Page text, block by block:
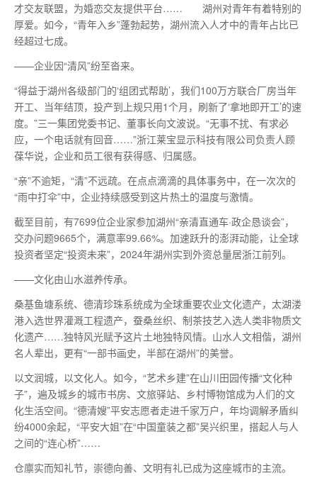
才交友联盟，为婚恋交友提供平台…… 湖州对青年有着特别的
厚爱。如今，“青年入乡”蓬勃起势，湖州流入人才中的青年占比已
经超过七成。
——企业因“清风”纷至沓来。
“得益于湖州各级部门的‘组团式帮助’，我们100万方联合厂房当年
开工、当年结顶，投产到上规只用1个月，刷新了‘拿地即开工’的速
度。”三一集团党委书记、董事长向文波说。“无事不扰、有求必
应，一个电话就有回音……”浙江莱宝显示科技有限公司负责人顾
葆华说，企业和员工很有获得感、归属感。
“亲”不逾矩，“清”不远疏。在点点滴滴的具体事务中，在一次次的
“雨中打伞”中，企业持续感受到这片热土的温度与激情。
截至目前，有7699位企业家参加湖州“亲清直通车·政企恳谈会”，
交办问题9665个，满意率99.66%。加速跃升的澎湃动能，让全球
投资者坚定“投资未来”，2024年湖州实到外资总量居浙江前列。
——文化由山水滋养传承。
桑基鱼塘系统、德清珍珠系统成为全球重要农业文化遗产，太湖溇
港入选世界灌溉工程遗产，蚕桑丝织、制茶技艺入选人类非物质文
化遗产……独特风光赋予这片土地独特风情。山水人文相偕，湖州
名人辈出，更有“一部书画史，半部在湖州”的美誉。
以文润城，以文化人。如今，“艺术乡建”在山川田园传播“文化种
子”，遍及城乡的城市书房、文旅驿站、乡村博物馆成为人们的文
化生活空间。“德清嫂”平安志愿者走进千家万户，年均调解矛盾纠
纷4000余起，“平安大姐”在“中国童装之都”吴兴织里，搭起人与人
之间的“连心桥”……
仓廪实而知礼节，崇德向善、文明有礼已成为这座城市的主流。